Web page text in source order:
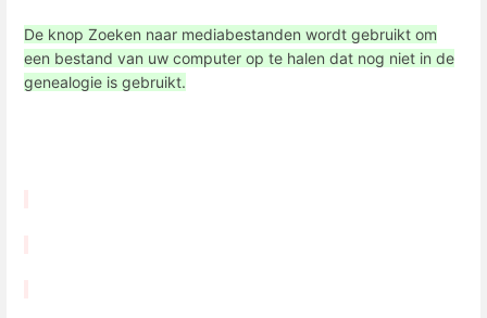
De knop Zoeken naar mediabestanden wordt gebruikt om
een ​​bestand van uw computer op te halen dat nog niet in de
genealogie is gebruikt.